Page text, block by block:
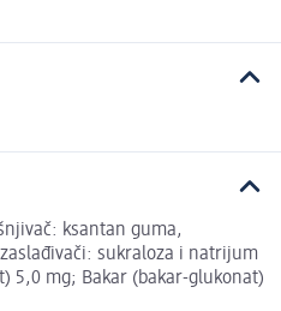
ksantan guma,
sukraloza i natrijum
5,0 mg; Bakar (bakar-glukonat)